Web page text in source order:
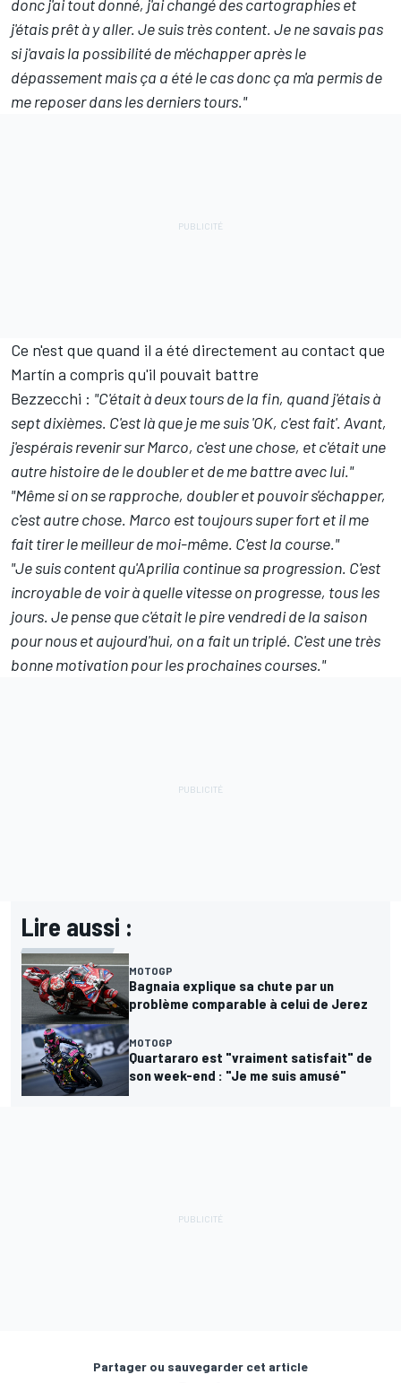
donc j'ai tout donné, j'ai changé des cartographies et
j'étais prêt à y aller. Je suis très content. Je ne savais pas
si j'avais la possibilité de m'échapper après le
dépassement mais ça a été le cas donc ça m'a permis de
me reposer dans les derniers tours."
Ce n'est que quand il a été directement au contact que
Martín a compris qu'il pouvait battre
Bezzecchi : "C'était à deux tours de la fin, quand j'étais à
sept dixièmes. C'est là que je me suis 'OK, c'est fait'. Avant,
j'espérais revenir sur Marco, c'est une chose, et c'était une
autre histoire de le doubler et de me battre avec lui."
"Même si on se rapproche, doubler et pouvoir s'échapper,
c'est autre chose. Marco est toujours super fort et il me
fait tirer le meilleur de moi-même. C'est la course."
"Je suis content qu'Aprilia continue sa progression. C'est
incroyable de voir à quelle vitesse on progresse, tous les
jours. Je pense que c'était le pire vendredi de la saison
pour nous et aujourd'hui, on a fait un triplé. C'est une très
bonne motivation pour les prochaines courses."
Lire aussi :
MOTOGP
Bagnaia explique sa chute par un
problème comparable à celui de Jerez
MOTOGP
Quartararo est "vraiment satisfait" de
son week-end : "Je me suis amusé"
Partager ou sauvegarder cet article